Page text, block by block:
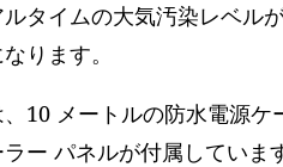
タイムの大気汚染レベル
ります。
10 メートルの防水電源ケ
ー パネルが付属しています